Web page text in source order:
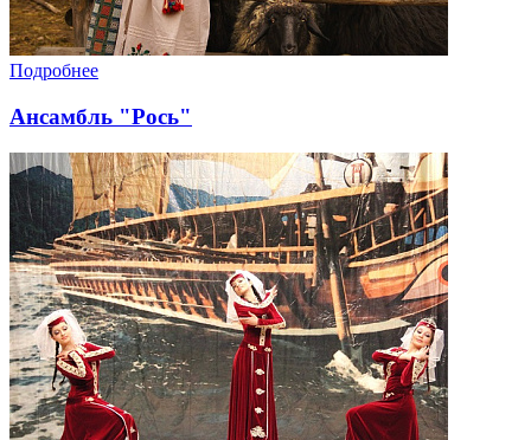
Подробнее
Ансамбль "Рось"